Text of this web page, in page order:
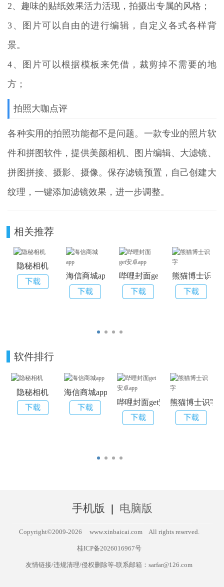
2、趣味的贴纸效果活力活现，拍摄出专属的风格；
3、图片可以自由的进行编辑，自定义各式各样背
景。
4、图片可以根据模板来凭借，裁剪掉不需要的地
方；
拍照大咖点评
各种实用的拍照功能都不是问题。一款专业的照片软
件和拼图软件，提供美颜相机、图片编辑、大滤镜、
拼图拼接、摄影、摄像。保存滤镜预置，自己创建大
纹理，一键添加滤镜效果，进一步调整。
相关推荐
隐秘相机
海信商城app
哔哩封面get安卓app熊猫博士识字
软件排行
隐秘相机
海信商城app
哔哩封面get安卓app熊猫博士识字
手机版 | 电脑版
Copyright©2009-2026 www.xinbaicai.com All rights reserved.
桂ICP备2026016967号
友情链接/违规清理/侵权删除等-联系邮箱：sarfar@126.com